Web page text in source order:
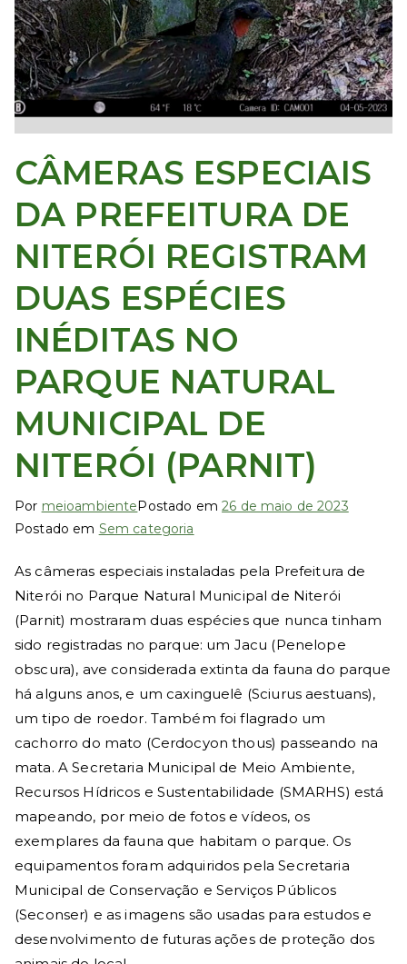
ei
o
A
m
bi
e
Ni
te
ró
i
CÂMERAS ESPECIAIS
DA PREFEITURA DE
NITERÓI REGISTRAM
DUAS ESPÉCIES
INÉDITAS NO
PARQUE NATURAL
MUNICIPAL DE
NITERÓI (PARNIT)
Por meioambientePostado em26 de maio de 2023
Postado em Sem categoria
As câmeras especiais instaladas pela Prefeitura de
Niterói no Parque Natural Municipal de Niterói
(Parnit) mostraram duas espécies que nunca tinham
sido registradas no parque: um Jacu (Penelope
obscura), ave considerada extinta da fauna do parque
há alguns anos, e um caxinguelê (Sciurus aestuans),
um tipo de roedor. Também foi flagrado um
cachorro do mato (Cerdocyon thous) passeando na
mata. A Secretaria Municipal de Meio Ambiente,
Recursos Hídricos e Sustentabilidade (SMARHS) está
mapeando, por meio de fotos e vídeos, os
exemplares da fauna que habitam o parque. Os
equipamentos foram adquiridos pela Secretaria
Municipal de Conservação e Serviços Públicos
(Seconser) e as imagens são usadas para estudos e
desenvolvimento de futuras ações de proteção dos